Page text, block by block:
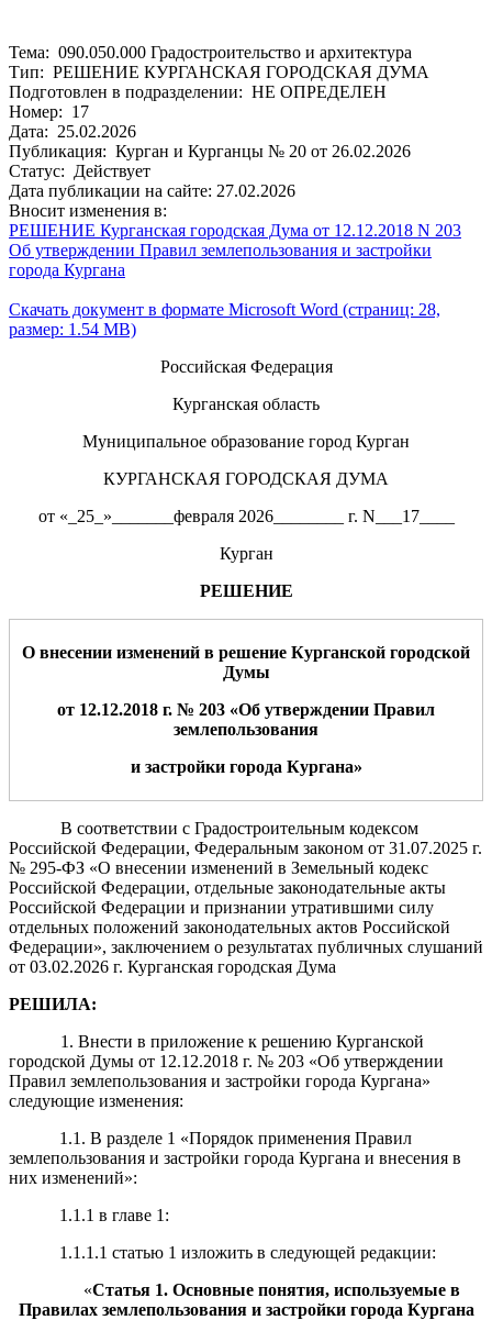
Тема: 090.050.000 Градостроительство и архитектура
Тип: РЕШЕНИЕ КУРГАНСКАЯ ГОРОДСКАЯ ДУМА
Подготовлен в подразделении: НЕ ОПРЕДЕЛЕН
Номер: 17
Дата: 25.02.2026
Публикация: Курган и Курганцы № 20 от 26.02.2026
Статус: Действует
Дата публикации на сайте: 27.02.2026
Вносит изменения в:
РЕШЕНИЕ Курганская городская Дума от 12.12.2018 N 203
Об утверждении Правил землепользования и застройки
города Кургана
Скачать документ в формате Microsoft Word (страниц: 28,
размер: 1.54 MB)
Российская Федерация
Курганская область
Муниципальное образование город Курган
КУРГАНСКАЯ ГОРОДСКАЯ ДУМА
от «_25_»_______февраля 2026________ г. N___17____
Курган
РЕШЕНИЕ
О внесении изменений в решение Курганской городской
Думы
от 12.12.2018 г. № 203 «Об утверждении Правил
землепользования
и застройки города Кургана»
В соответствии с Градостроительным кодексом
Российской Федерации, Федеральным законом от 31.07.2025 г.
№ 295-ФЗ «О внесении изменений в Земельный кодекс
Российской Федерации, отдельные законодательные акты
Российской Федерации и признании утратившими силу
отдельных положений законодательных актов Российской
Федерации», заключением о результатах публичных слушаний
от 03.02.2026 г. Курганская городская Дума
РЕШИЛА:
1. Внести в приложение к решению Курганской
городской Думы от 12.12.2018 г. № 203 «Об утверждении
Правил землепользования и застройки города Кургана»
следующие изменения:
1.1. В разделе 1 «Порядок применения Правил
землепользования и застройки города Кургана и внесения в
них изменений»:
1.1.1 в главе 1:
1.1.1.1 статью 1 изложить в следующей редакции:
«Статья 1. Основные понятия, используемые в
Правилах землепользования и застройки города Кургана